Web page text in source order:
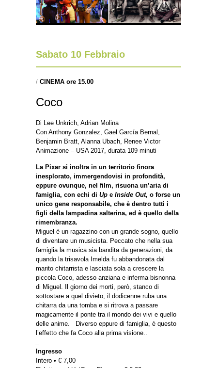
Sabato 10 Febbraio
/ CINEMA ore 15.00
Coco
Di Lee Unkrich, Adrian Molina
Con Anthony Gonzalez, Gael García Bernal,
Benjamin Bratt, Alanna Ubach, Renee Victor
Animazione – USA 2017, durata 109 minuti
La Pixar si inoltra in un territorio finora
inesplorato, immergendovisi in profondità,
eppure ovunque, nel film, risuona un’aria di
famiglia, con echi di Up e Inside Out, o forse un
unico gene responsabile, che è dentro tutti i
figli della lampadina salterina, ed è quello della
rimembranza.
Miguel è un ragazzino con un grande sogno, quello
di diventare un musicista. Peccato che nella sua
famiglia la musica sia bandita da generazioni, da
quando la trisavola Imelda fu abbandonata dal
marito chitarrista e lasciata sola a crescere la
piccola Coco, adesso anziana e inferma bisnonna
di Miguel. Il giorno dei morti, però, stanco di
sottostare a quel divieto, il dodicenne ruba una
chitarra da una tomba e si ritrova a passare
magicamente il ponte tra il mondo dei vivi e quello
delle anime. Diverso eppure di famiglia, è questo
l’effetto che fa Coco alla prima visione..
Ingresso
Intero • € 7,00